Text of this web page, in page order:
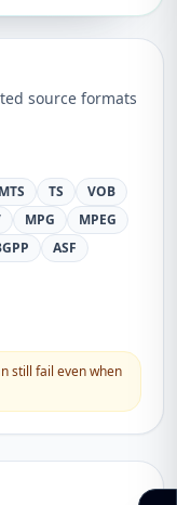
source formats
MTS TS
VOB
MPG
MPEG
ASF
still fail even when